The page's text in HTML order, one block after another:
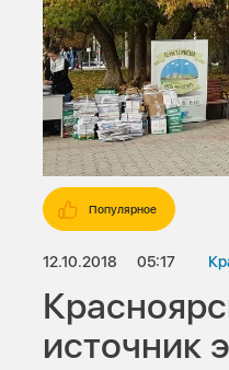
Популярное
12.10.2018 05:17
источник